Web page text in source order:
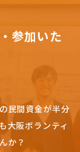
参加いた
民間資金が半分
大阪ボランティ
か？